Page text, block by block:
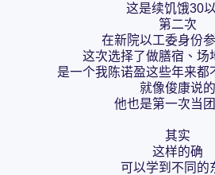
这是续饥饿30
第二次
在新院以工委身份
这次选择了做膳宿、场
是一个我陈诺盈这些年来都
就像俊康说的
他也是第一次当
其实
这样的确
可以学到不同的